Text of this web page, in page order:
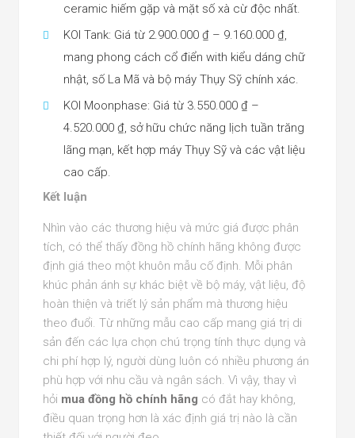
ceramic hiếm gặp và mặt số xà cừ độc nhất.
KOI Tank: Giá từ 2.900.000 ₫ – 9.160.000 ₫,
mang phong cách cổ điển with kiểu dáng chữ
nhật, số La Mã và bộ máy Thụy Sỹ chính xác.
KOI Moonphase: Giá từ 3.550.000 ₫ –
4.520.000 ₫, sở hữu chức năng lịch tuần trăng
lãng mạn, kết hợp máy Thụy Sỹ và các vật liệu
cao cấp.
Kết luận
Nhìn vào các thương hiệu và mức giá được phân
tích, có thể thấy đồng hồ chính hãng không được
định giá theo một khuôn mẫu cố định. Mỗi phân
khúc phản ánh sự khác biệt về bộ máy, vật liệu, độ
hoàn thiện và triết lý sản phẩm mà thương hiệu
theo đuổi. Từ những mẫu cao cấp mang giá trị di
sản đến các lựa chọn chú trọng tính thực dụng và
chi phí hợp lý, người dùng luôn có nhiều phương án
phù hợp với nhu cầu và ngân sách. Vì vậy, thay vì
hỏi mua đồng hồ chính hãng có đắt hay không,
điều quan trọng hơn là xác định giá trị nào là cần